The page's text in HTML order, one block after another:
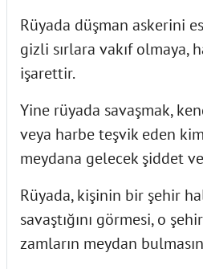
Rüyada düşman askerini
gizli sırlara vakıf olmaya,
işarettir.
Yine rüyada savaşmak,
veya harbe teşvik eden
meydana gelecek şiddet
Rüyada, kişinin bir şehir
savaştığını görmesi, o
zamların meydan